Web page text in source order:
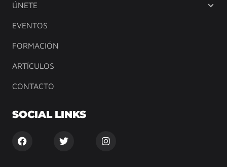
ÚNETE
EVENTOS
FORMACIÓN
ARTÍCULOS
CONTACTO
SOCIAL LINKS